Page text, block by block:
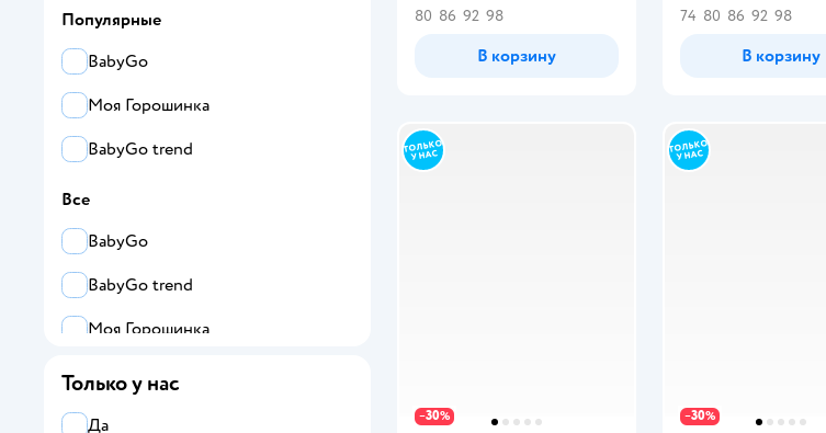
80 86 92 98
В корзину
74 80 86 92 98
В корзину
−30% −30%
Популярные
BabyGo
Моя Горошинка
BabyGo trend
Все
BabyGo
BabyGo trend
Моя Горошинка
Только у нас
Да